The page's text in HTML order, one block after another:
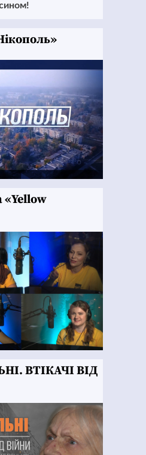
ВТІКАЧІ ВІД